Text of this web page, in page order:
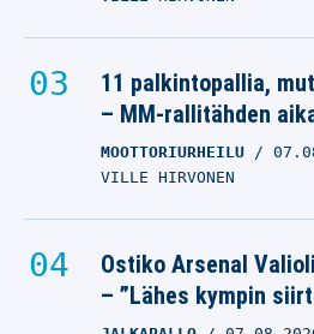
11 palkintopallia,
– MM-rallitähden
MOOTTORIURHEILU
VILLE HIRVONEN
Ostiko Arsenal
– ”Lähes kympin